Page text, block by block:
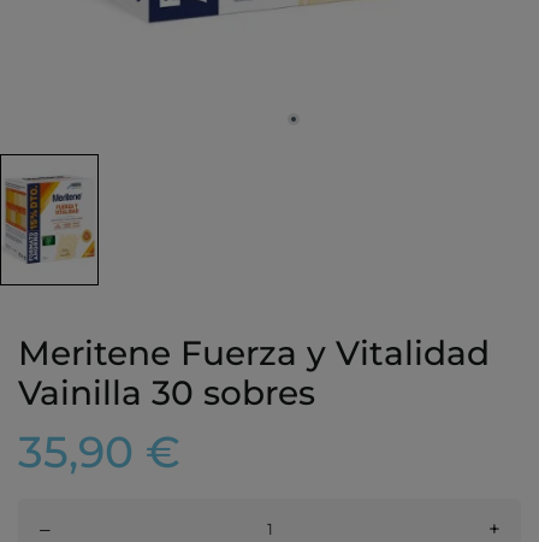
Meritene Fuerza y Vitalidad
Vainilla 30 sobres
35,90 €
– +